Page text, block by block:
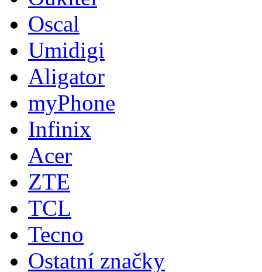
Oscal
Umidigi
Aligator
myPhone
Infinix
Acer
ZTE
TCL
Tecno
Ostatní značky